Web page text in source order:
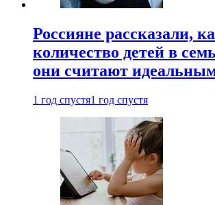
Россияне рассказали,
количество детей в
они считают
1 год спустя1 год спустя